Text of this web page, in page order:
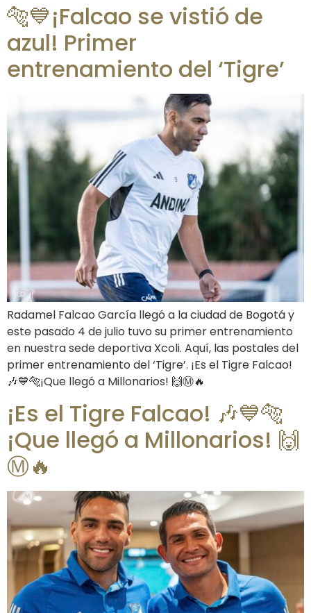
🐅💙¡Falcao se vistió de
azul! Primer
entrenamiento del ‘Tigre’
Radamel Falcao García llegó a la ciudad de Bogotá y
este pasado 4 de julio tuvo su primer entrenamiento
en nuestra sede deportiva Xcoli. Aquí, las postales del
primer entrenamiento del ‘Tigre’. ¡Es el Tigre Falcao!
🎶💙🐅¡Que llegó a Millonarios! 🙌Ⓜ️🔥
¡Es el Tigre Falcao! 🎶💙🐅
¡Que llegó a Millonarios! 🙌
Ⓜ️🔥